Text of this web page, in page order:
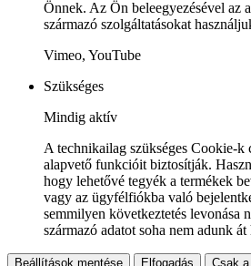
Önnek. Az Ön beleegyezésével az
származó szolgáltatásokat
Vimeo, YouTube
Szükséges
Mindig aktív
A technikailag szükséges Cookie-k
alapvető funkcióit biztosítják.
hogy lehetővé tegyék a termékek
vagy az ügyfélfiókba való
semmilyen következtetés levonása
származó adatot soha nem adunk
Beállítások mentése Elfogadás Csak